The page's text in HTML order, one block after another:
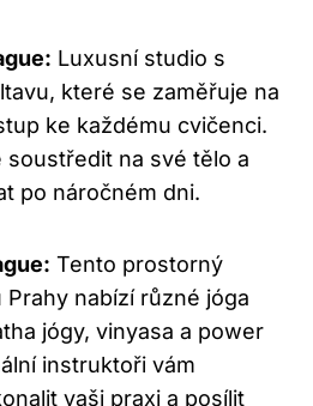
Luxusní studio s
které se zaměřuje na
ke každému cvičenci.
soustředit na své tělo a
po náročném dni.
Tento prostorný
nabízí různé jóga
jógy, vinyasa a power
instruktoři vám
vaši praxi a posílit